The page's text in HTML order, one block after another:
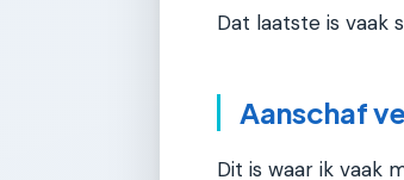
Dat laatste is vaak
Aanschaf
Dit is waar ik vaak